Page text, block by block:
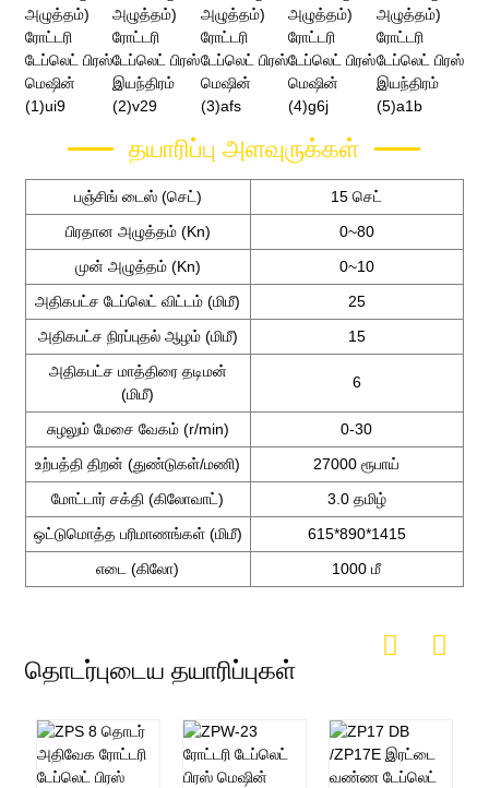
தயாரிப்பு அளவுருக்கள்
பஞ்சிங் டைஸ் (செட்)
15 செட்
பிரதான அழுத்தம் (Kn)
0~80
முன் அழுத்தம் (Kn)
0~10
அதிகபட்ச டேப்லெட் விட்டம் (மிமீ)
25
அதிகபட்ச நிரப்புதல் ஆழம் (மிமீ)
15
அதிகபட்ச மாத்திரை தடிமன்
(மிமீ)
6
சுழலும் மேசை வேகம் (r/min)
0-30
உற்பத்தி திறன் (துண்டுகள்/மணி)
27000 ரூபாய்
மோட்டார் சக்தி (கிலோவாட்)
3.0 தமிழ்
ஒட்டுமொத்த பரிமாணங்கள் (மிமீ)
615*890*1415
எடை (கிலோ)
1000 மீ
தொடர்புடைய தயாரிப்புகள்